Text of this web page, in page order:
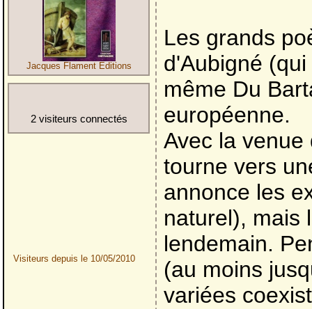
Jacques Flament Editions
2 visiteurs connectés
Visiteurs depuis le 10/05/2010
Les grands
d'Aubigné
même Du
européenne.
Avec la
tourne vers
annonce les
naturel), mais
lendemain.
(au moins
variées